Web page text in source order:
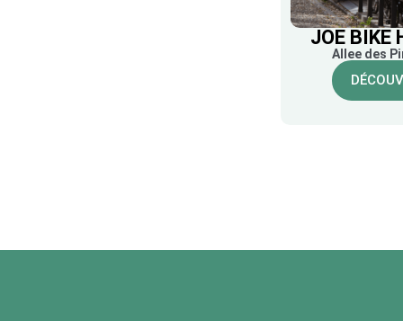
JOE BIKE
Allee des